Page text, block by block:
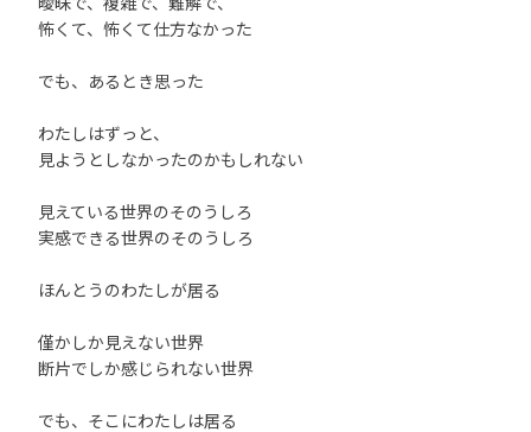
曖昧で、複雑で、難解で、
怖くて、怖くて仕方なかった
でも、あるとき思った
わたしはずっと、
見ようとしなかったのかもしれない
見えている世界のそのうしろ
実感できる世界のそのうしろ
ほんとうのわたしが居る
僅かしか見えない世界
断片でしか感じられない世界
でも、そこにわたしは居る